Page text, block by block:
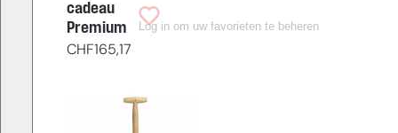
cadeau
Premium
CHF165,17
Log in om uw favorieten te beheren